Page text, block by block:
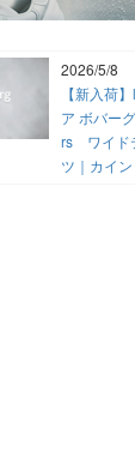
2026/5/8
【新入荷
ア ボバー
rs ワイド
ツ｜カイ